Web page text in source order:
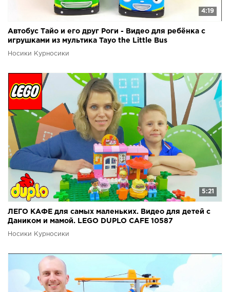
4:19
Автобус Тайо и его друг Роги - Видео для ребёнка с
игрушками из мультика Tayo the Little Bus
Носики Курносики
5:21
ЛЕГО КАФЕ для самых маленьких. Видео для детей с
Даником и мамой. LEGO DUPLO CAFE 10587
Носики Курносики